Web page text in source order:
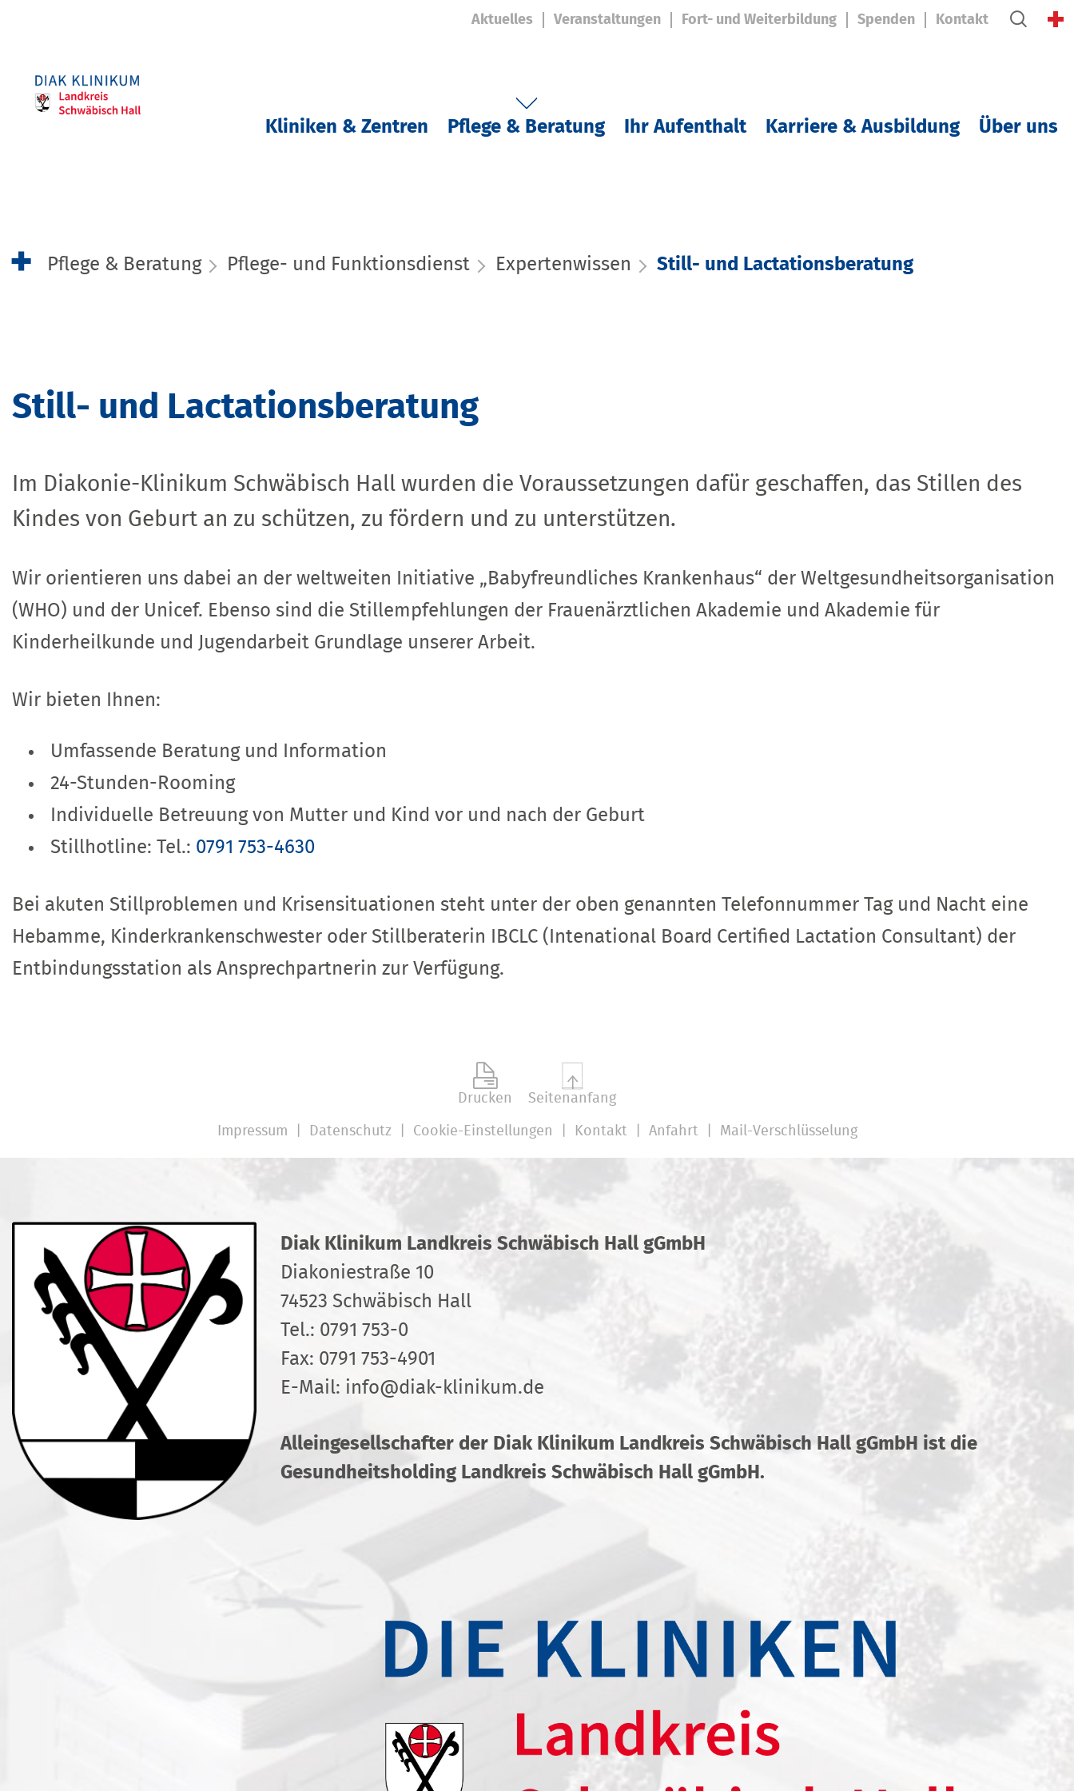
Aktuelles Veranstaltungen Fort- und Weiterbildung Spenden Kontakt
Kliniken & Zentren Pflege & Beratung Ihr Aufenthalt Karriere & Ausbildung Über uns
Pflege & Beratung Pflege- und Funktionsdienst Expertenwissen Still- und Lactationsberatung
Still- und Lactationsberatung
Im Diakonie-Klinikum Schwäbisch Hall wurden die Voraussetzungen dafür geschaffen, das Stillen des
Kindes von Geburt an zu schützen, zu fördern und zu unterstützen.
Wir orientieren uns dabei an der weltweiten Initiative „Babyfreundliches Krankenhaus“ der Weltgesundheitsorganisation
(WHO) und der Unicef. Ebenso sind die Stillempfehlungen der Frauenärztlichen Akademie und Akademie für
Kinderheilkunde und Jugendarbeit Grundlage unserer Arbeit.
Wir bieten Ihnen:
Umfassende Beratung und Information
24-Stunden-Rooming
Individuelle Betreuung von Mutter und Kind vor und nach der Geburt
Stillhotline: Tel.: 0791 753-4630
Bei akuten Stillproblemen und Krisensituationen steht unter der oben genannten Telefonnummer Tag und Nacht eine
Hebamme, Kinderkrankenschwester oder Stillberaterin IBCLC (Intenational Board Certified Lactation Consultant) der
Entbindungsstation als Ansprechpartnerin zur Verfügung.
Impressum Datenschutz Cookie-Einstellungen Kontakt Anfahrt Mail-Verschlüsselung
Drucken Seitenanfang
Diak Klinikum Landkreis Schwäbisch Hall gGmbH
Diakoniestraße 10
74523 Schwäbisch Hall
Tel.: 0791 753-0
Fax: 0791 753-4901
E-Mail: info@diak-klinikum.de
Alleingesellschafter der Diak Klinikum Landkreis Schwäbisch Hall gGmbH ist die
Gesundheitsholding Landkreis Schwäbisch Hall gGmbH.